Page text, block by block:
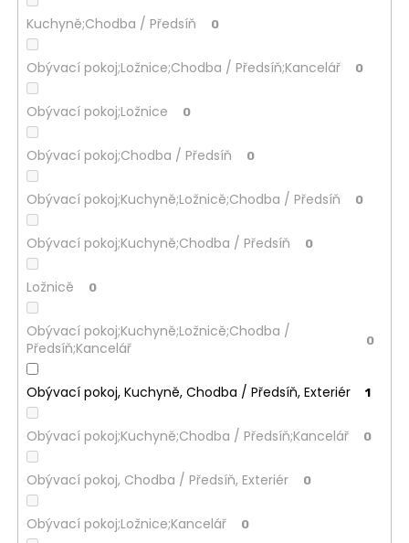
Kuchyně;Chodba / Předsíň 0
Obývací pokoj;Ložnice;Chodba / Předsíň;Kancelář 0
Obývací pokoj;Ložnice 0
Obývací pokoj;Chodba / Předsíň 0
Obývací pokoj;Kuchyně;Ložnicě;Chodba / Předsíň 0
Obývací pokoj;Kuchyně;Chodba / Předsíň 0
Ložnicě 0
Obývací pokoj;Kuchyně;Ložnicě;Chodba /
Předsíň;Kancelář
0
Obývací pokoj, Kuchyně, Chodba / Předsíň, Exteriér 1
Obývací pokoj;Kuchyně;Chodba / Předsíň;Kancelář 0
Obývací pokoj, Chodba / Předsíň, Exteriér 0
Obývací pokoj;Ložnice;Kancelář 0